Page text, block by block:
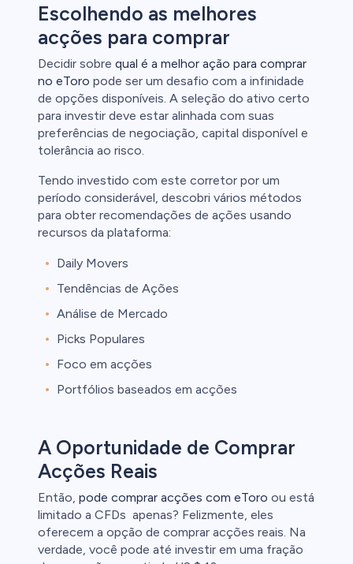
Escolhendo as melhores
acções para comprar
Decidir sobre qual é a melhor ação para comprar
no eToro pode ser um desafio com a infinidade
de opções disponíveis. A seleção do ativo certo
para investir deve estar alinhada com suas
preferências de negociação, capital disponível e
tolerância ao risco.
Tendo investido com este corretor por um
período considerável, descobri vários métodos
para obter recomendações de ações usando
recursos da plataforma:
Daily Movers
Tendências de Ações
Análise de Mercado
Picks Populares
Foco em acções
Portfólios baseados em acções
A Oportunidade de Comprar
Acções Reais
Então, pode comprar acções com eToro ou está
limitado a CFDs apenas? Felizmente, eles
oferecem a opção de comprar acções reais. Na
verdade, você pode até investir em uma fração